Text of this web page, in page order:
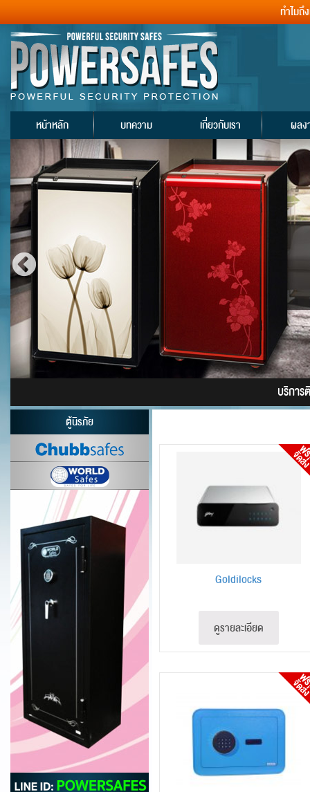
ทำไมถึ
หน้าหลัก บทความ เกี่ยวกับเรา ผลง
บริการ
ตู้นิรภัย
Goldilocks
ดูรายละเอียด